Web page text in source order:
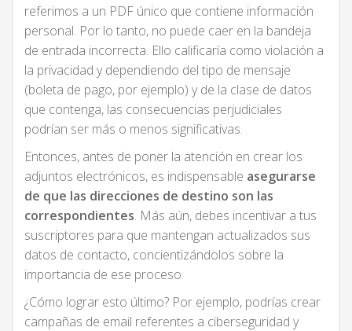
referimos a un PDF único que contiene información
personal. Por lo tanto, no puede caer en la bandeja
de entrada incorrecta. Ello calificaría como violación a
la privacidad y dependiendo del tipo de mensaje
(boleta de pago, por ejemplo) y de la clase de datos
que contenga, las consecuencias perjudiciales
podrían ser más o menos significativas.
Entonces, antes de poner la atención en crear los
adjuntos electrónicos, es indispensable asegurarse
de que las direcciones de destino son las
correspondientes. Más aún, debes incentivar a tus
suscriptores para que mantengan actualizados sus
datos de contacto, concientizándolos sobre la
importancia de ese proceso.
¿Cómo lograr esto último? Por ejemplo, podrías crear
campañas de email referentes a ciberseguridad y